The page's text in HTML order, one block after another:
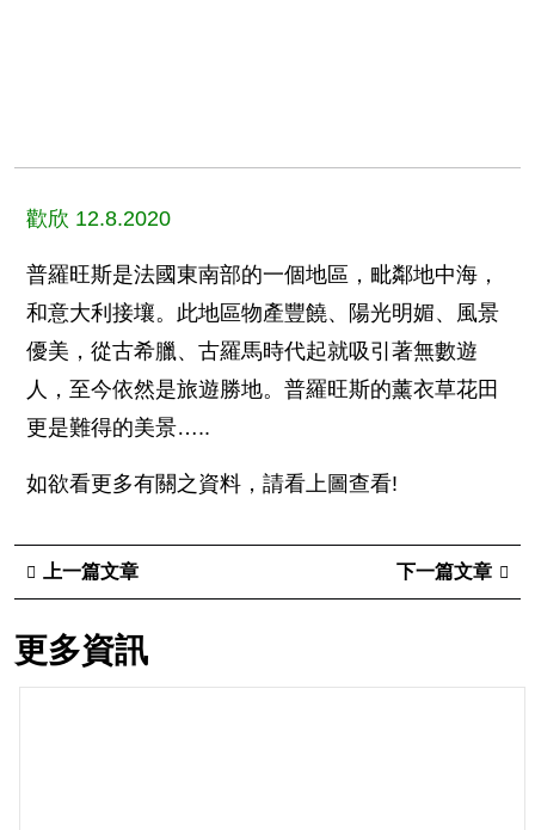
歡欣 12.8.2020
普羅旺斯是法國東南部的一個地區，毗鄰地中海，
和意大利接壤。此地區物產豐饒、陽光明媚、風景
優美，從古希臘、古羅馬時代起就吸引著無數遊
人，至今依然是旅遊勝地。普羅旺斯的薰衣草花田
更是難得的美景…..
如欲看更多有關之資料，請看上圖查看!
上一篇文章 下一篇文章
更多資訊